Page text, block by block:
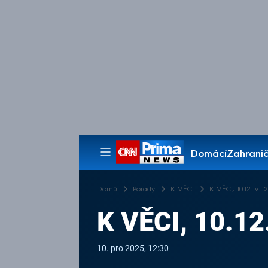
Domácí
Pořady
Domů Pořady K VĚCI K VĚCI, 10.12. v
K VĚCI,
10. pro 2025, 12:30